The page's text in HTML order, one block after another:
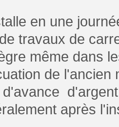
en une
travaux de
même dans
de l'ancien
après